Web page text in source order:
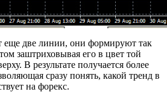
еще две линии, они формируют так
заштриховывая его в цвет той
В результате получается более
сразу понять, какой тренд в
на форекс.